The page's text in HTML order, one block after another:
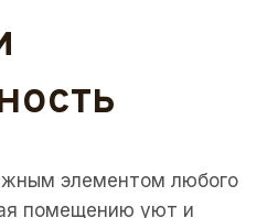
элементом любого
помещению уют и